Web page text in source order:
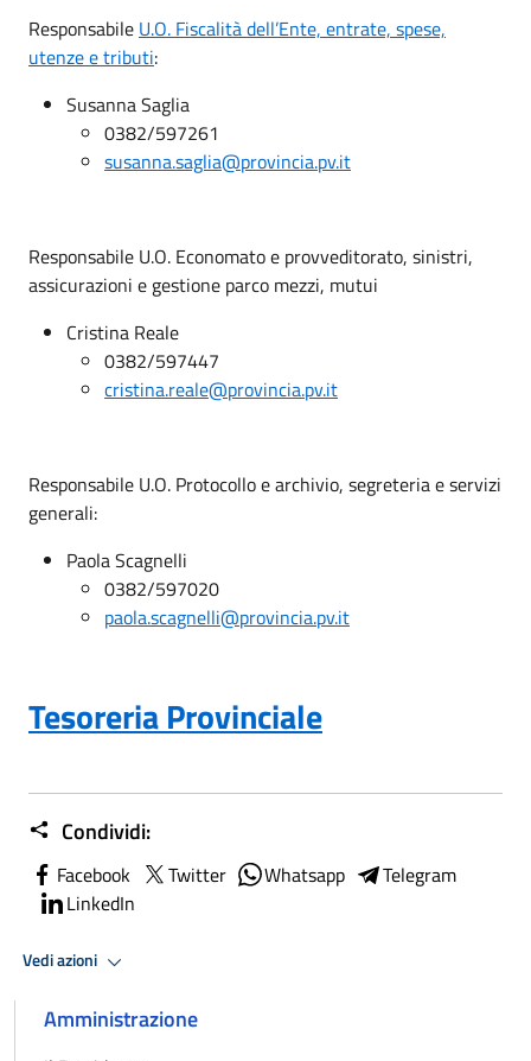
Responsabile U.O. Fiscalità dell’Ente, entrate, spese,
utenze e tributi:
Susanna Saglia
0382/597261
susanna.saglia@provincia.pv.it
Responsabile U.O. Economato e provveditorato, sinistri,
assicurazioni e gestione parco mezzi, mutui
Cristina Reale
0382/597447
cristina.reale@provincia.pv.it
Responsabile U.O. Protocollo e archivio, segreteria e servizi
generali:
Paola Scagnelli
0382/597020
paola.scagnelli@provincia.pv.it
Tesoreria Provinciale
Condividi:
Facebook Twitter Whatsapp
Telegram
LinkedIn
Vedi azioni
Amministrazione